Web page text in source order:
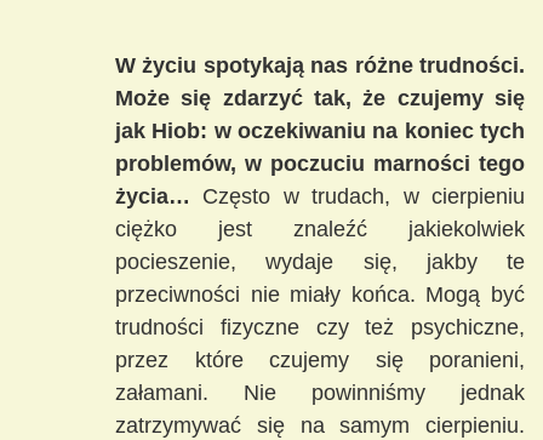
W życiu spotykają nas różne trudności.
Może się zdarzyć tak, że czujemy się
jak Hiob: w oczekiwaniu na koniec tych
problemów, w poczuciu marności tego
życia… Często w trudach, w cierpieniu
ciężko jest znaleźć jakiekolwiek
pocieszenie, wydaje się, jakby te
przeciwności nie miały końca. Mogą być
trudności fizyczne czy też psychiczne,
przez które czujemy się poranieni,
załamani. Nie powinniśmy jednak
zatrzymywać się na samym cierpieniu.